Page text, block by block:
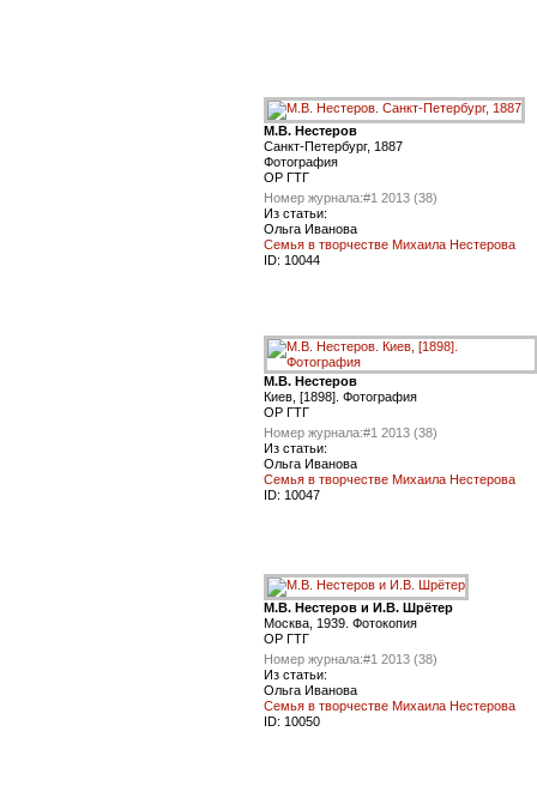
М.В. Нестеров
Санкт-Петербург, 1887
Фотография
ОР ГТГ
Номер журнала:#1 2013 (38)
Из статьи:
Ольга Иванова
Семья в творчестве Михаила Нестерова
ID: 10044
М.В. Нестеров
Киев, [1898]. Фотография
ОР ГТГ
Номер журнала:#1 2013 (38)
Из статьи:
Ольга Иванова
Семья в творчестве Михаила Нестерова
ID: 10047
М.В. Нестеров и И.В. Шрётер
Москва, 1939. Фотокопия
ОР ГТГ
Номер журнала:#1 2013 (38)
Из статьи:
Ольга Иванова
Семья в творчестве Михаила Нестерова
ID: 10050